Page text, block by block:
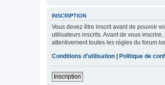
INSCRIPTION
Vous devez être inscrit avant de pouvoir
utilisateurs inscrits. Avant de vous
attentivement toutes les règles du forum
Conditions d’utilisation
Politique de
Inscription